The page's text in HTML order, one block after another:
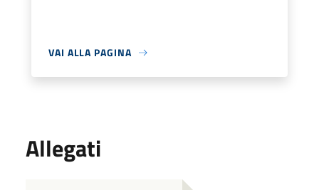
VAI ALLA PAGINA
Allegati